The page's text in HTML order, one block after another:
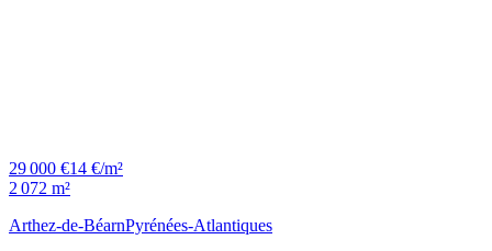
29 000 €14 €/m²
2 072 m²
Arthez-de-BéarnPyrénées-Atlantiques